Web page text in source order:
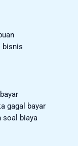
bisnis
gagal bayar
soal biaya